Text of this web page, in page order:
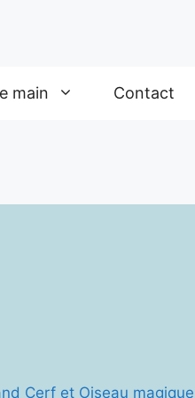
main Contact
Cerf et Oiseau magique